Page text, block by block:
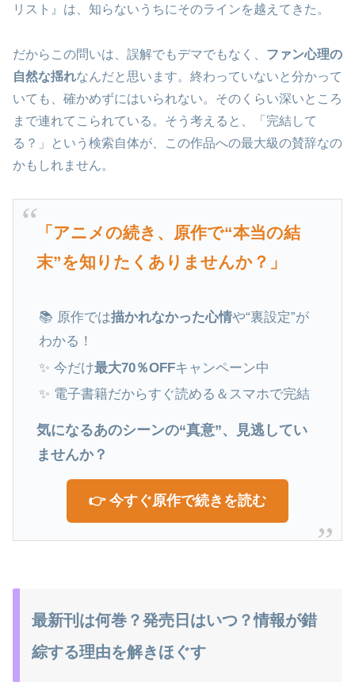
リスト』は、知らないうちにそのラインを越えてきた。
だからこの問いは、誤解でもデマでもなく、 ファン心理の
自然な揺れなんだと思います。終わっていないと分かって
いても、確かめずにはいられない。そのくらい深いところ
まで連れてこられている。そう考えると、「完結して
る？」という検索自体が、この作品への最大級の賛辞なの
かもしれません。
「アニメの続き、原作で“本当の結
末”を知りたくありませんか？」
📚 原作では描かれなかった心情や“裏設定”が
わかる！
✨ 今だけ最大70％OFFキャンペーン中
✨ 電子書籍だからすぐ読める＆スマホで完結
気になるあのシーンの“真意”、見逃してい
ませんか？
👉 今すぐ原作で続きを読む
最新刊は何巻？発売日はいつ？情報が錯
綜する理由を解きほぐす